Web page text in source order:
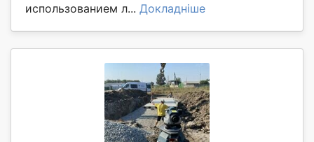
использованием л... Докладніше